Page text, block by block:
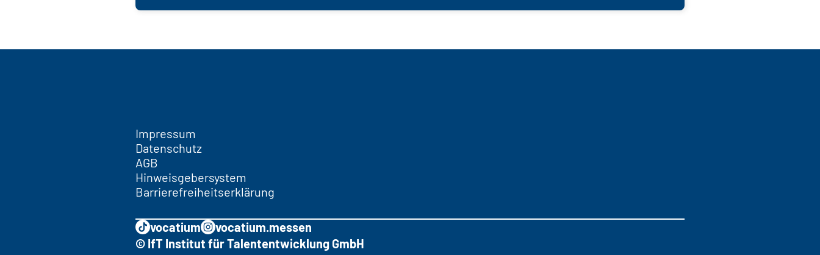
Impressum
Datenschutz
AGB
Hinweisgebersystem
Barrierefreiheitserklärung
vocatium
vocatium.messen
© IfT Institut für Talententwicklung GmbH